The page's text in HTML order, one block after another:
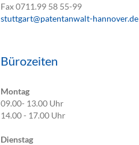
Fax0711.99 58 55-99
stuttgart@patentanwalt-hannover.de
Bürozeiten
Montag
09.00- 13.00 Uhr
14.00 - 17.00 Uhr
Dienstag